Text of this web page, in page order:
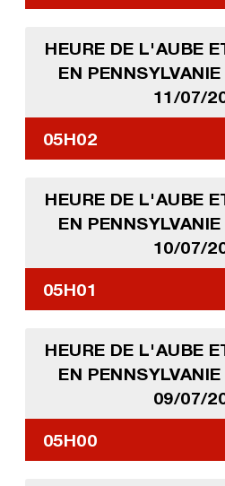
HEURE DE L'AUBE
EN
11/07/
05H02
HEURE DE L'AUBE
EN
10/07/
05H01
HEURE DE L'AUBE
EN
09/07/
05H00